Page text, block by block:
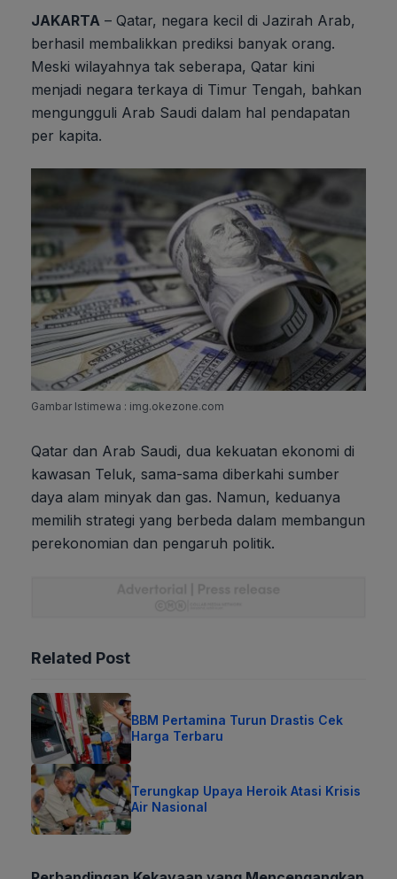
JAKARTA – Qatar, negara kecil di Jazirah Arab,
berhasil membalikkan prediksi banyak orang.
Meski wilayahnya tak seberapa, Qatar kini
menjadi negara terkaya di Timur Tengah, bahkan
mengungguli Arab Saudi dalam hal pendapatan
per kapita.
Gambar Istimewa : img.okezone.com
Qatar dan Arab Saudi, dua kekuatan ekonomi di
kawasan Teluk, sama-sama diberkahi sumber
daya alam minyak dan gas. Namun, keduanya
memilih strategi yang berbeda dalam membangun
perekonomian dan pengaruh politik.
Related Post
BBM Pertamina Turun Drastis Cek
Harga Terbaru
Terungkap Upaya Heroik Atasi Krisis
Air Nasional